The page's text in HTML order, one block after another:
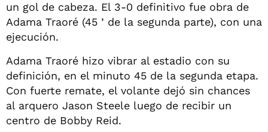
un gol de cabeza. El 3-0 definitivo fue obra de
Adama Traoré (45 ’ de la segunda parte), con una
ejecución.
Adama Traoré hizo vibrar al estadio con su
definición, en el minuto 45 de la segunda etapa.
Con fuerte remate, el volante dejó sin chances
al arquero Jason Steele luego de recibir un
centro de Bobby Reid.